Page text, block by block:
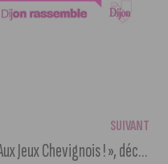
SUIVANT
« Aux Jeux Chevignois ! », découvrez les sports olympiques à Chevigny